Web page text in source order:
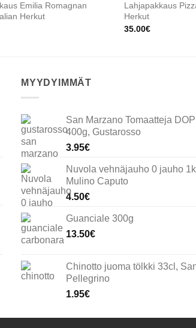
Emilia Romagnan
Herkut
Lahjapakkaus
Herkut
35.00€
MYYDYIMMÄT
San Marzano Tomaatteja DOP
400g, Gustarosso
3.95€
Nuvola vehnäjauho 0 jauho
Mulino Caputo
4.50€
Guanciale 300g
13.50€
Chinotto juoma tölkki 33cl,
Pellegrino
1.95€